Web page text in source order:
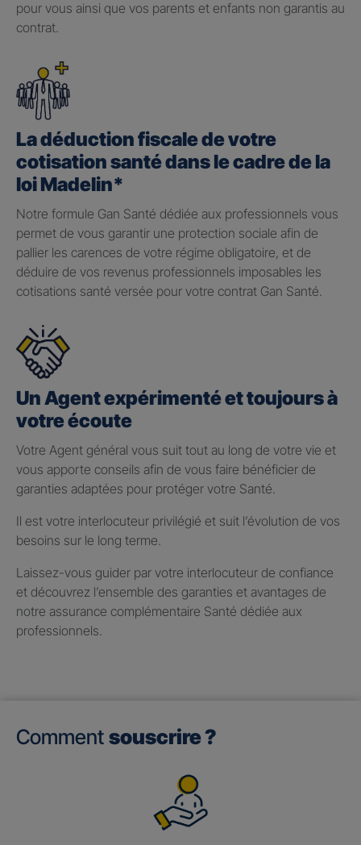
pour vous ainsi que vos parents et enfants non garantis au
contrat.
La déduction fiscale de votre
cotisation santé dans le cadre de la
loi Madelin*
Notre formule Gan Santé dédiée aux professionnels vous
permet de vous garantir une protection sociale afin de
pallier les carences de votre régime obligatoire, et de
déduire de vos revenus professionnels imposables les
cotisations santé versée pour votre contrat Gan Santé.
Un Agent expérimenté et toujours à
votre écoute
Votre Agent général vous suit tout au long de votre vie et
vous apporte conseils afin de vous faire bénéficier de
garanties adaptées pour protéger votre Santé.
Il est votre interlocuteur privilégié et suit l’évolution de vos
besoins sur le long terme.
Laissez-vous guider par votre interlocuteur de confiance
et découvrez l’ensemble des garanties et avantages de
notre assurance complémentaire Santé dédiée aux
professionnels.
Comment souscrire ?